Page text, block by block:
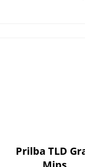
Prilba TLD